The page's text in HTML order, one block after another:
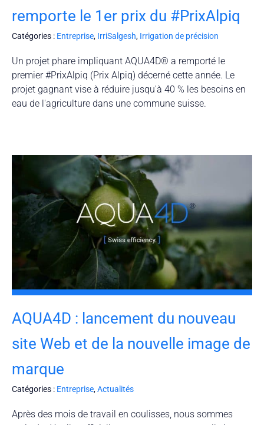
remporte le 1er prix du #PrixAlpiq
Catégories : Entreprise, IrriSalgesh, Irrigation de précision
Un projet phare impliquant AQUA4D® a remporté le
premier #PrixAlpiq (Prix Alpiq) décerné cette année. Le
projet gagnant vise à réduire jusqu'à 40 % les besoins en
eau de l'agriculture dans une commune suisse.
AQUA4D : lancement du nouveau
site Web et de la nouvelle image de
marque
Catégories : Entreprise,Actualités
Après des mois de travail en coulisses, nous sommes